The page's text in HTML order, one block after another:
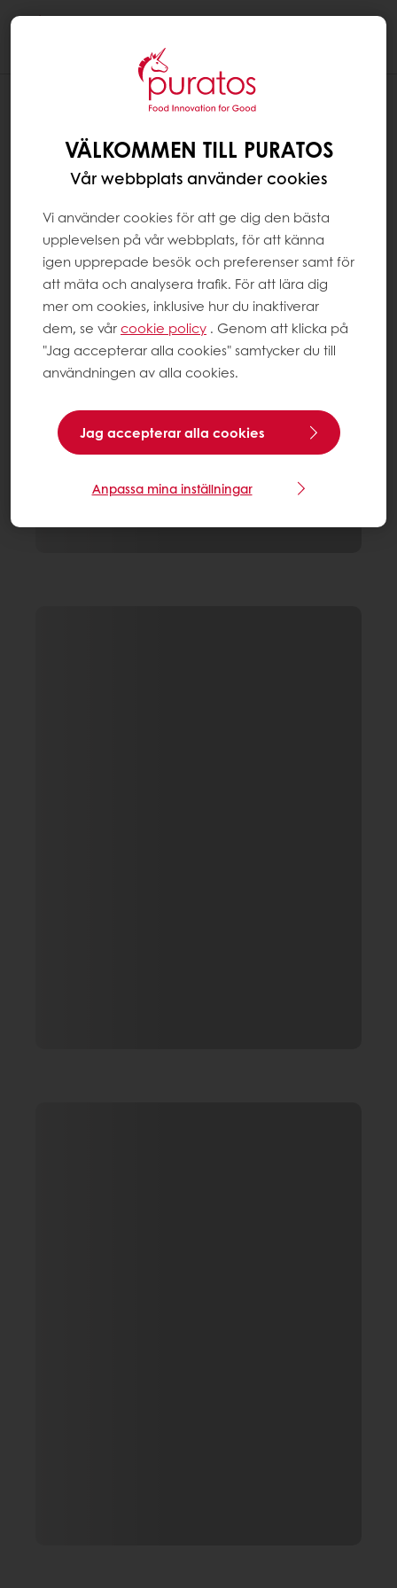
VÄLKOMMEN TILL PURATOS
Vår webbplats använder cookies
Vi använder cookies för att ge dig den bästa
upplevelsen på vår webbplats, för att känna
igen upprepade besök och preferenser samt för
att mäta och analysera trafik. För att lära dig
mer om cookies, inklusive hur du inaktiverar
dem, se vårcookie policy . Genom att klicka på
"Jag accepterar alla cookies" samtycker du till
användningen av alla cookies.
Jag accepterar alla cookies
Anpassa mina inställningar